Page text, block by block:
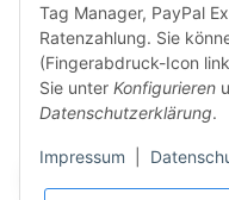
Tag Manager, PayPal
Ratenzahlung. Sie
(Fingerabdruck-Icon
Sie unter Konfigurieren
Datenschutzerklärung.
Impressum
Sicher bezahlen via: